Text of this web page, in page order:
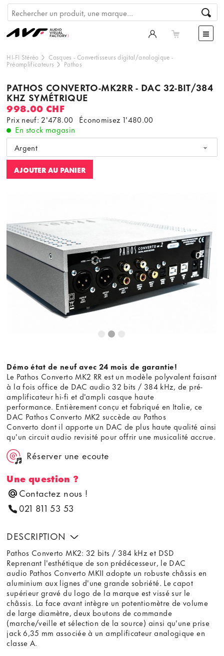
HI-FI Stéréo Casques - Convertisseurs digital/analogique -
Préamplificateurs Pathos
PATHOS CONVERTO-MK2RR - DAC 32-BIT/384
KHZ SYMÉTRIQUE
998.00 CHF
Prix neuf: 2'478.00 Économisez 1'480.00
En stock magasin
Argent
AJOUTER AU PANIER
Démo état de neuf avec 24 mois de garantie!
Le Pathos Converto MK2 RR est un modèle polyvalent faisant
à la fois office de DAC audio 32 bits / 384 kHz, de pré-
amplificateur hi-fi et d'ampli casque haute
performance. Entièrement conçu et fabriqué en Italie, ce
DAC Pathos Converto MK2 succède au Pathos
Converto dont il apporte un DAC de plus haute qualité ainsi
qu'un circuit audio revisité pour offrir une musicalité accrue.
Réserver une ecoute
Une question ?
Contactez nous !
021 811 53 53
DESCRIPTION
Pathos Converto MK2: 32 bits / 384 kHz et DSD
Reprenant l'esthétique de son prédécesseur, le DAC
audio Pathos Converto MKII adopte un robuste châssis en
aluminium aux lignes d'une grande sobriété. Le capot
supérieur gravé du logo de la marque est vissé sur le
châssis. La face avant intègre un potentiomètre de volume
de large diamètre, deux boutons de commande
(marche/veille et sélection de la source) ainsi qu'une prise
jack 6,35 mm associée à un amplificateur analogique en
classe A.